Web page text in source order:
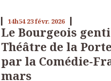
14h54 23févr. 2026
Le Bourgeois
Théâtre de la
par la Comédie-
mars